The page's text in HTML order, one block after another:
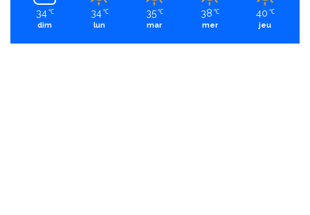
34 ℃
dim
34 ℃
lun
35 ℃
mar
38 ℃
mer
40 ℃
jeu